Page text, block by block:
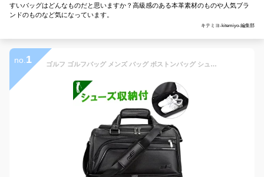
すいバッグはどんなものだと思いますか？高級感のある本革素材のものや人気ブラ
ンドのものなど気になっています。
キテミヨ-kitemiyo-編集部
no. 1 ゴルフ ゴルフバッグ メンズ バッグ ボストンバッグ シューズ収納 ダブルファスナー 外ポケット付 デザイン オシャレ 鞄 カバン ゴルフ用品 小物 PLAYEAGLE プレイイーグル プレゼント ギフトシューズ収納付きゴルフボストンバッグ(IF-GF0266)